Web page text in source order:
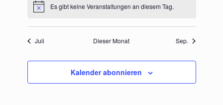
HinweisEs gibt keine Veranstaltungen an diesem Tag.
Juli Dieser Monat Sep.
Kalender abonnieren